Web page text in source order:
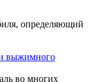
определяющий
выжимного
во многих